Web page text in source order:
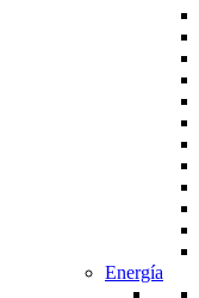
Energía